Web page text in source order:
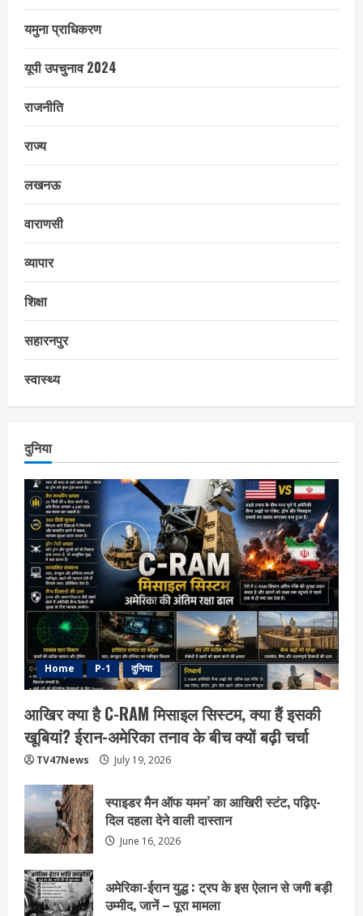
यमुना प्राधिकरण
यूपी उपचुनाव 2024
राजनीति
राज्य
लखनऊ
वाराणसी
व्यापार
शिक्षा
सहारनपुर
स्वास्थ्य
दुनिया
Home P-1 दुनिया
आखिर क्या है C-RAM मिसाइल सिस्टम, क्या हैं इसकी
खूबियां? ईरान-अमेरिका तनाव के बीच क्यों बढ़ी चर्चा
TV47News July 19, 2026
स्पाइडर मैन ऑफ यमन’ का आखिरी स्टंट, पढ़िए-
दिल दहला देने वाली दास्तान
June 16, 2026
अमेरिका-ईरान युद्ध : ट्रप के इस ऐलान से जगी बड़ी
उम्मीद, जानें – पूरा मामला